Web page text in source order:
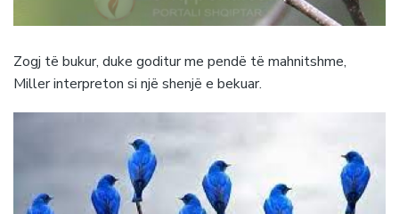
Zogj të bukur, duke goditur me pendë të mahnitshme,
Miller interpreton si një shenjë e bekuar.